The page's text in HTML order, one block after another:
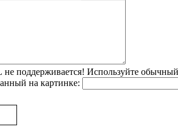
поддерживается! Используйте обычный
на картинке: